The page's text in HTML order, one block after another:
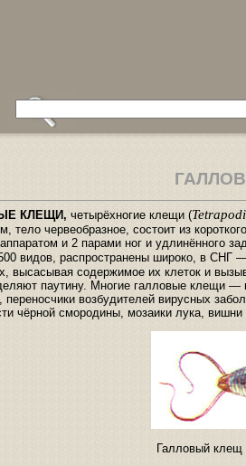
КЛЕЩИ, четырёхногие клещи (
тело червеобразное, состоит из
и 2 парами ног и удлинённого
видов, распространены широко, в СНГ
высасывая содержимое их клеток и
паутину. Многие галловые клещи —
переносчики возбудителей вирусных
чёрной смородины, мозаики лука, вишни
Галловый клещ